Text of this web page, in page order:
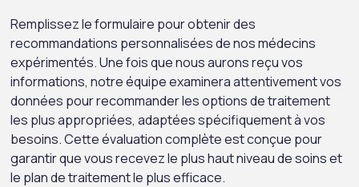
Remplissez le formulaire pour obtenir des
recommandations personnalisées de nos médecins
expérimentés. Une fois que nous aurons reçu vos
informations, notre équipe examinera attentivement vos
données pour recommander les options de traitement
les plus appropriées, adaptées spécifiquement à vos
besoins. Cette évaluation complète est conçue pour
garantir que vous recevez le plus haut niveau de soins et
le plan de traitement le plus efficace.